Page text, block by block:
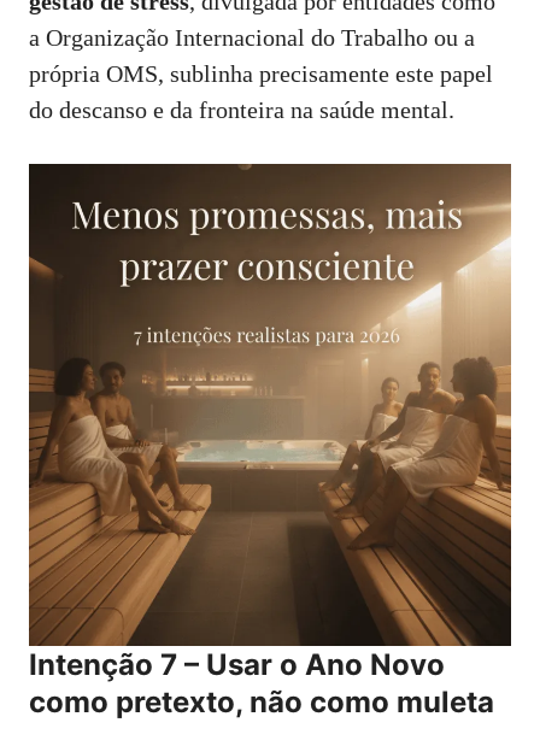
a Organização Internacional do Trabalho ou a
própria OMS, sublinha precisamente este papel
do descanso e da fronteira na saúde mental.
Intenção 7 – Usar o Ano Novo
como pretexto, não como muleta